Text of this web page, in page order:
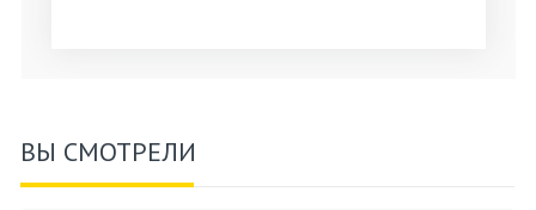
ВЫ СМОТРЕЛИ